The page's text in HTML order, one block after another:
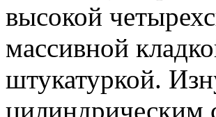
высокой
массивной
штукатуркой.
цилиндрическим